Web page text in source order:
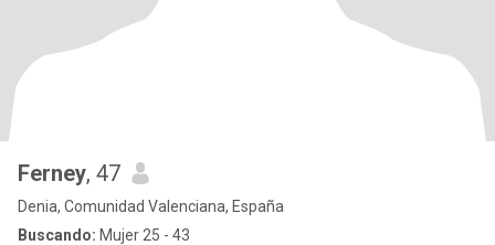
Ferney, 47
Denia, Comunidad Valenciana, España
Buscando: Mujer 25 - 43